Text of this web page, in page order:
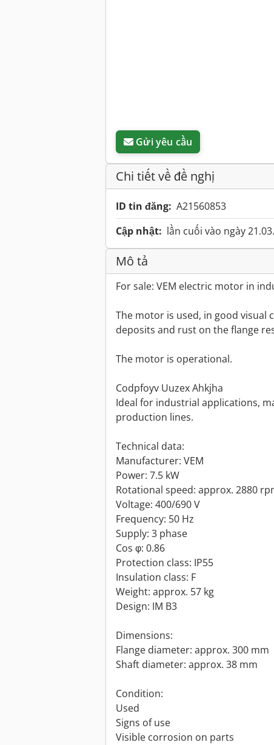
Gửi yêu cầu
Chi tiết về đề nghị
ID tin đăng: A21560853
Cập nhật: lần cuối vào ngày
Mô tả
For sale: VEM electric motor in
The motor is used, in good visual
deposits and rust on the flange
The motor is operational.
Codpfoyv Uuzex Ahkjha
Ideal for industrial applications,
production lines.
Technical data:
Manufacturer: VEM
Power: 7.5 kW
Rotational speed: approx. 2880
Voltage: 400/690 V
Frequency: 50 Hz
Supply: 3 phase
Cos φ: 0.86
Protection class: IP55
Insulation class: F
Weight: approx. 57 kg
Design: IM B3
Dimensions:
Flange diameter: approx. 300 mm
Shaft diameter: approx. 38 mm
Condition:
Used
Signs of use
Visible corrosion on parts